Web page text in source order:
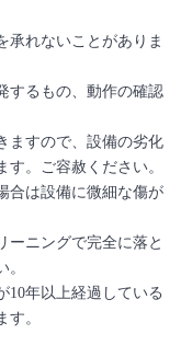
承れないことがありま
するもの、動作の確認
ますので、設備の劣化
。ご容赦ください。
合は設備に微細な傷が
ーニングで完全に落と
10年以上経過している
。